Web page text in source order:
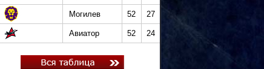
Могилев 52 27
Авиатор 52 24